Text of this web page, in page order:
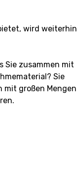
wird weiterhin
Sie zusammen mit
Sie
mit großen Mengen